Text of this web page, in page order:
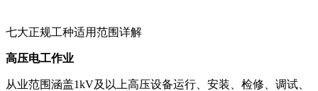
七大正规工种适用范围详解
高压电工作业
从业范围涵盖1kV及以上高压设备运行、安装、检修、调试、